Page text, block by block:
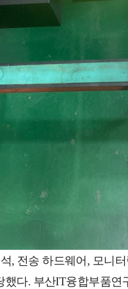
, 전송 하드웨어, 모니
다. 부산IT융합부품연